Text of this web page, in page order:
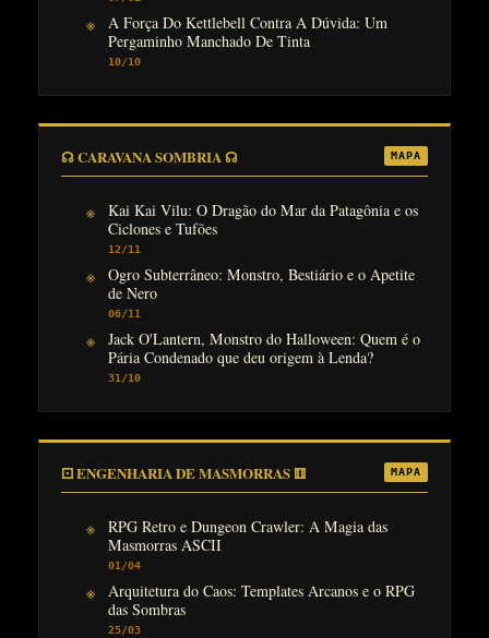
A Força Do Kettlebell Contra A Dúvida: Um
Pergaminho Manchado De Tinta
10/10
☊ CARAVANA SOMBRIA ☊ MAPA
Kai Kai Vilu: O Dragão do Mar da Patagônia e os
Ciclones e Tufões
12/11
Ogro Subterrâneo: Monstro, Bestiário e o Apetite
de Nero
06/11
Jack O'Lantern, Monstro do Halloween: Quem é o
Pária Condenado que deu origem à Lenda?
31/10
⚀ ENGENHARIA DE MASMORRAS ⚅ MAPA
RPG Retro e Dungeon Crawler: A Magia das
Masmorras ASCII
01/04
Arquitetura do Caos: Templates Arcanos e o RPG
das Sombras
25/03